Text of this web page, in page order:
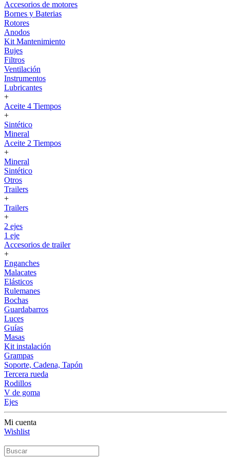
Accesorios de motores
Bornes y Baterias
Rotores
Anodos
Kit Mantenimiento
Bujes
Filtros
Ventilación
Instrumentos
Lubricantes
+
Aceite 4 Tiempos
+
Sintético
Mineral
Aceite 2 Tiempos
+
Mineral
Sintético
Otros
Trailers
+
Trailers
+
2 ejes
1 eje
Accesorios de trailer
+
Enganches
Malacates
Elásticos
Rulemanes
Bochas
Guardabarros
Luces
Guías
Masas
Kit instalación
Grampas
Soporte, Cadena, Tapón
Tercera rueda
Rodillos
V de goma
Ejes
Mi cuenta
Wishlist